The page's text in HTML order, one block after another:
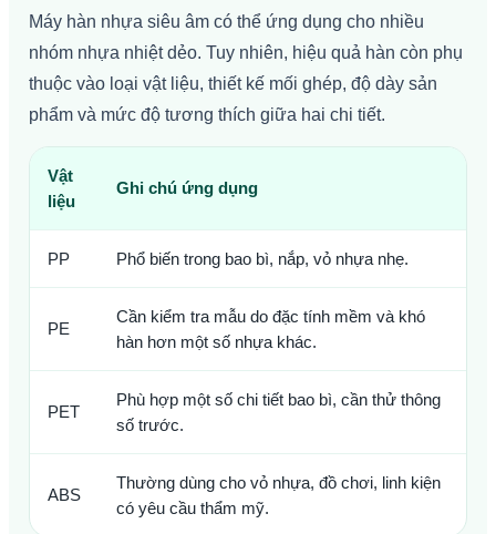
Máy hàn nhựa siêu âm có thể ứng dụng cho nhiều
nhóm nhựa nhiệt dẻo. Tuy nhiên, hiệu quả hàn còn phụ
thuộc vào loại vật liệu, thiết kế mối ghép, độ dày sản
phẩm và mức độ tương thích giữa hai chi tiết.
Vật
liệu
Ghi chú ứng dụng
PP Phổ biến trong bao bì, nắp, vỏ nhựa nhẹ.
PE
Cần kiểm tra mẫu do đặc tính mềm và khó
hàn hơn một số nhựa khác.
PET
Phù hợp một số chi tiết bao bì, cần thử thông
số trước.
ABS
Thường dùng cho vỏ nhựa, đồ chơi, linh kiện
có yêu cầu thẩm mỹ.